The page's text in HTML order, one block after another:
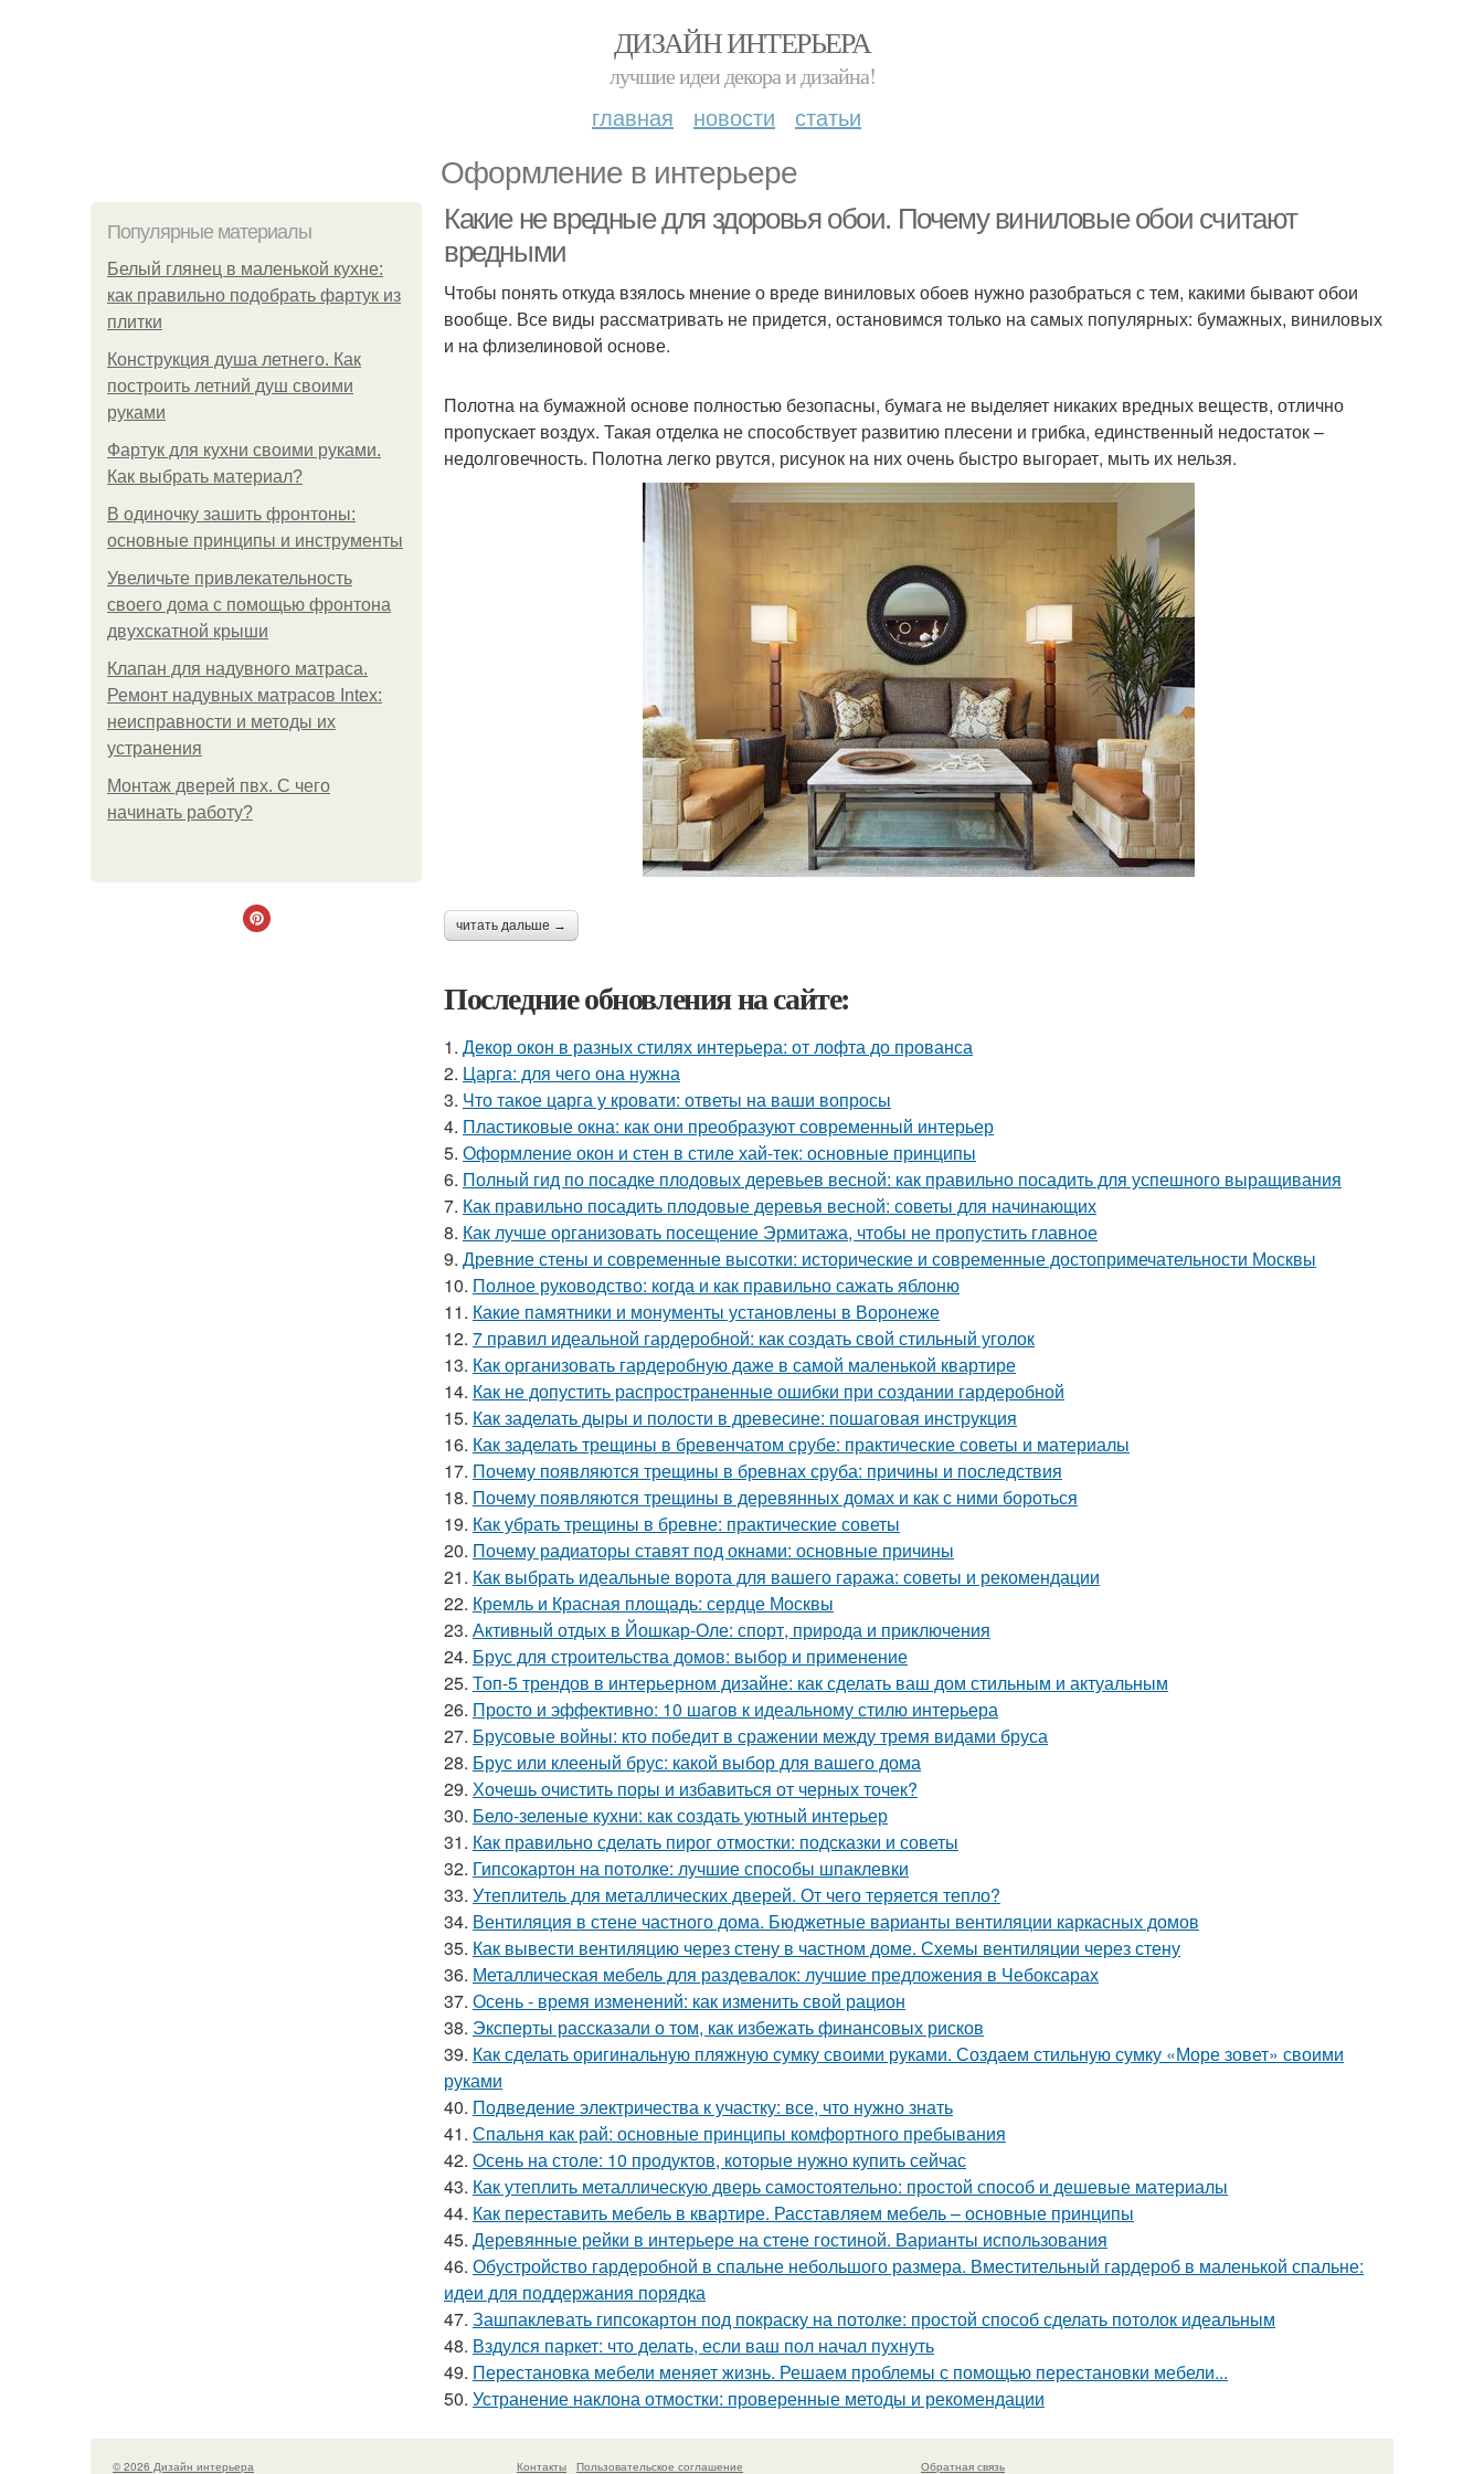
ДИЗАЙН ИНТЕРЬЕРА
лучшие идеи декора и дизайна!
главная новости статьи
Оформление в интерьере
Популярные материалы
Белый глянец в маленькой кухне:
как правильно подобрать фартук из
плитки
Конструкция душа летнего. Как
построить летний душ своими
руками
Фартук для кухни своими руками.
Как выбрать материал?
В одиночку зашить фронтоны:
основные принципы и инструменты
Увеличьте привлекательность
своего дома с помощью фронтона
двухскатной крыши
Клапан для надувного матраса.
Ремонт надувных матрасов Intex:
неисправности и методы их
устранения
Монтаж дверей пвх. С чего
начинать работу?
Какие не вредные для здоровья обои. Почему виниловые обои считают
вредными
Чтобы понять откуда взялось мнение о вреде виниловых обоев нужно разобраться с тем, какими бывают обои
вообще. Все виды рассматривать не придется, остановимся только на самых популярных: бумажных, виниловых
и на флизелиновой основе.
Полотна на бумажной основе полностью безопасны, бумага не выделяет никаких вредных веществ, отлично
пропускает воздух. Такая отделка не способствует развитию плесени и грибка, единственный недостаток –
недолговечность. Полотна легко рвутся, рисунок на них очень быстро выгорает, мыть их нельзя.
читать дальше →
Последние обновления на сайте:
1. Декор окон в разных стилях интерьера: от лофта до прованса
2. Царга: для чего она нужна
3. Что такое царга у кровати: ответы на ваши вопросы
4. Пластиковые окна: как они преобразуют современный интерьер
5. Оформление окон и стен в стиле хай-тек: основные принципы
6. Полный гид по посадке плодовых деревьев весной: как правильно посадить для успешного выращивания
7. Как правильно посадить плодовые деревья весной: советы для начинающих
8. Как лучше организовать посещение Эрмитажа, чтобы не пропустить главное
9. Древние стены и современные высотки: исторические и современные достопримечательности Москвы
10. Полное руководство: когда и как правильно сажать яблоню
11. Какие памятники и монументы установлены в Воронеже
12. 7 правил идеальной гардеробной: как создать свой стильный уголок
13. Как организовать гардеробную даже в самой маленькой квартире
14. Как не допустить распространенные ошибки при создании гардеробной
15. Как заделать дыры и полости в древесине: пошаговая инструкция
16. Как заделать трещины в бревенчатом срубе: практические советы и материалы
17. Почему появляются трещины в бревнах сруба: причины и последствия
18. Почему появляются трещины в деревянных домах и как с ними бороться
19. Как убрать трещины в бревне: практические советы
20. Почему радиаторы ставят под окнами: основные причины
21. Как выбрать идеальные ворота для вашего гаража: советы и рекомендации
22. Кремль и Красная площадь: сердце Москвы
23. Активный отдых в Йошкар-Оле: спорт, природа и приключения
24. Брус для строительства домов: выбор и применение
25. Топ-5 трендов в интерьерном дизайне: как сделать ваш дом стильным и актуальным
26. Просто и эффективно: 10 шагов к идеальному стилю интерьера
27. Брусовые войны: кто победит в сражении между тремя видами бруса
28. Брус или клееный брус: какой выбор для вашего дома
29. Хочешь очистить поры и избавиться от черных точек?
30. Бело-зеленые кухни: как создать уютный интерьер
31. Как правильно сделать пирог отмостки: подсказки и советы
32. Гипсокартон на потолке: лучшие способы шпаклевки
33. Утеплитель для металлических дверей. От чего теряется тепло?
34. Вентиляция в стене частного дома. Бюджетные варианты вентиляции каркасных домов
35. Как вывести вентиляцию через стену в частном доме. Схемы вентиляции через стену
36. Металлическая мебель для раздевалок: лучшие предложения в Чебоксарах
37. Осень - время изменений: как изменить свой рацион
38. Эксперты рассказали о том, как избежать финансовых рисков
39. Как сделать оригинальную пляжную сумку своими руками. Создаем стильную сумку «Море зовет» своими
руками
40. Подведение электричества к участку: все, что нужно знать
41. Спальня как рай: основные принципы комфортного пребывания
42. Осень на столе: 10 продуктов, которые нужно купить сейчас
43. Как утеплить металлическую дверь самостоятельно: простой способ и дешевые материалы
44. Как переставить мебель в квартире. Расставляем мебель – основные принципы
45. Деревянные рейки в интерьере на стене гостиной. Варианты использования
46. Обустройство гардеробной в спальне небольшого размера. Вместительный гардероб в маленькой спальне:
идеи для поддержания порядка
47. Зашпаклевать гипсокартон под покраску на потолке: простой способ сделать потолок идеальным
48. Вздулся паркет: что делать, если ваш пол начал пухнуть
49. Перестановка мебели меняет жизнь. Решаем проблемы с помощью перестановки мебели...
50. Устранение наклона отмостки: проверенные методы и рекомендации
© 2026 Дизайн интерьера Контакты Пользовательское соглашение Обратная связь